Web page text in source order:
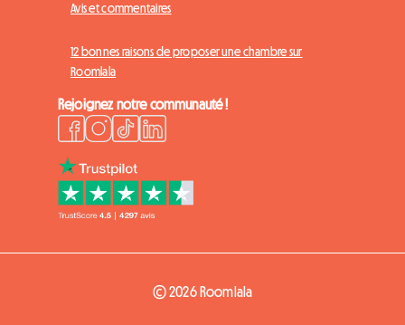
Avis et commentaires
12 bonnes raisons de proposer une chambre sur
Roomlala
Rejoignez notre communauté !
© 2026 Roomlala